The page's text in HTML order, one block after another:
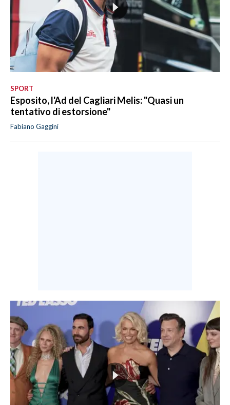
SPORT
Esposito, l'Ad del Cagliari Melis: "Quasi un
tentativo di estorsione"
Fabiano Gaggini